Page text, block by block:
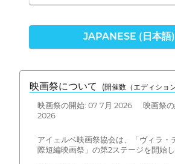
JAPANESE (日本語)
映画祭について (開催数（エディショ
映画祭の開始: 07 7月 2026 映画祭の
2026
アイェルベ映画祭協会は、「ヴィラ・
際短編映画祭」の第2ステージを開始し